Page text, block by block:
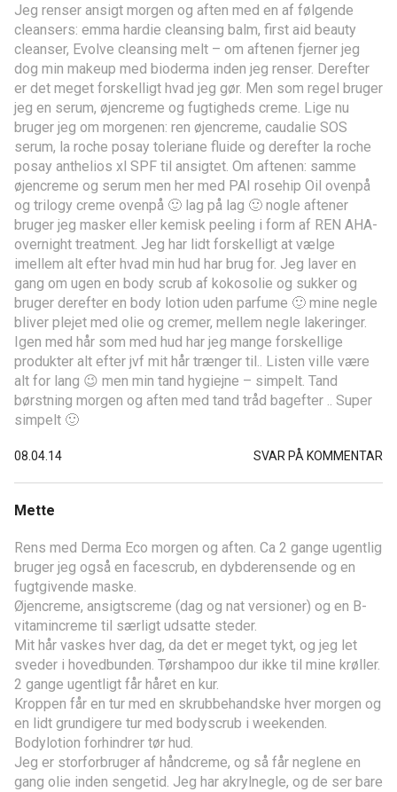
Jeg renser ansigt morgen og aften med en af følgende
cleansers: emma hardie cleansing balm, first aid beauty
cleanser, Evolve cleansing melt – om aftenen fjerner jeg
dog min makeup med bioderma inden jeg renser. Derefter
er det meget forskelligt hvad jeg gør. Men som regel bruger
jeg en serum, øjencreme og fugtigheds creme. Lige nu
bruger jeg om morgenen: ren øjencreme, caudalie SOS
serum, la roche posay toleriane fluide og derefter la roche
posay anthelios xl SPF til ansigtet. Om aftenen: samme
øjencreme og serum men her med PAI rosehip Oil ovenpå
og trilogy creme ovenpå 🙂 lag på lag 🙂 nogle aftener
bruger jeg masker eller kemisk peeling i form af REN AHA-
overnight treatment. Jeg har lidt forskelligt at vælge
imellem alt efter hvad min hud har brug for. Jeg laver en
gang om ugen en body scrub af kokosolie og sukker og
bruger derefter en body lotion uden parfume 🙂 mine negle
bliver plejet med olie og cremer, mellem negle lakeringer.
Igen med hår som med hud har jeg mange forskellige
produkter alt efter jvf mit hår trænger til.. Listen ville være
alt for lang 😉 men min tand hygiejne – simpelt. Tand
børstning morgen og aften med tand tråd bagefter .. Super
simpelt 🙂
08.04.14 SVAR PÅ KOMMENTAR
Mette
Rens med Derma Eco morgen og aften. Ca 2 gange ugentlig
bruger jeg også en facescrub, en dybderensende og en
fugtgivende maske.
Øjencreme, ansigtscreme (dag og nat versioner) og en B-
vitamincreme til særligt udsatte steder.
Mit hår vaskes hver dag, da det er meget tykt, og jeg let
sveder i hovedbunden. Tørshampoo dur ikke til mine krøller.
2 gange ugentligt får håret en kur.
Kroppen får en tur med en skrubbehandske hver morgen og
en lidt grundigere tur med bodyscrub i weekenden.
Bodylotion forhindrer tør hud.
Jeg er storforbruger af håndcreme, og så får neglene en
gang olie inden sengetid. Jeg har akrylnegle, og de ser bare